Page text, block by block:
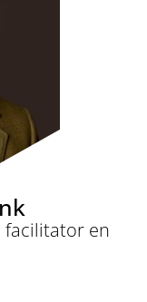
facilitator en